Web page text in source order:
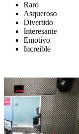
Raro
Asqueroso
Divertido
Interesante
Emotivo
Increible